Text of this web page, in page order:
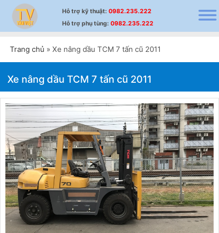
Hỗ trợ kỹ thuật: 0982.235.222
Hỗ trợ phụ tùng: 0982.235.222
Trang chủ » Xe nâng dầu TCM 7 tấn cũ 2011
Xe nâng dầu TCM 7 tấn cũ 2011